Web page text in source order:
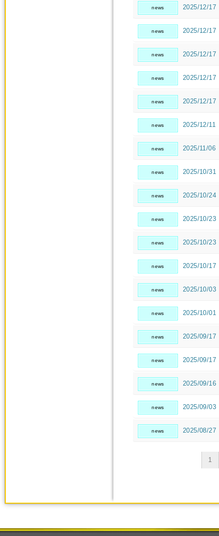
news 2025/12/17
news 2025/12/17
news 2025/12/17
news 2025/12/17
news 2025/12/17
news 2025/12/11
news 2025/11/06
news 2025/10/31
news 2025/10/24
news 2025/10/23
news 2025/10/23
news 2025/10/17
news 2025/10/03
news 2025/10/01
news 2025/09/17
news 2025/09/17
news 2025/09/16
news 2025/09/03
news 2025/08/27
1